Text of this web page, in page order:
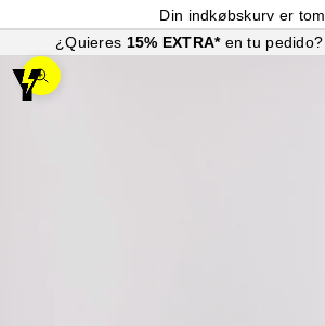
Din indkøbskurv er tom
¿Quieres 15% EXTRA* en tu pedido?
Zoom